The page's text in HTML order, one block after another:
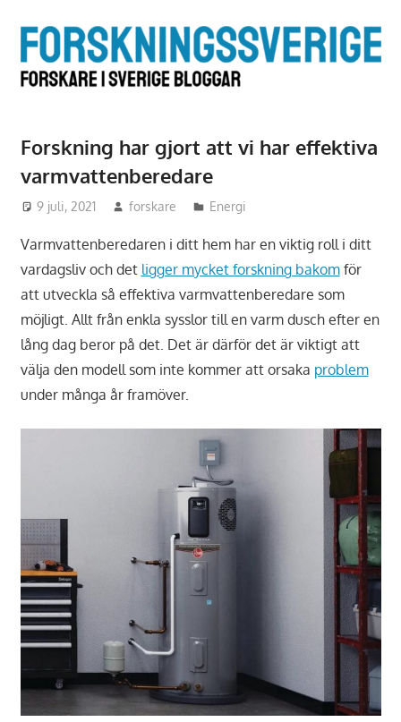
innehåll
Forskning har gjort att vi har effektiva
varmvattenberedare
9 juli, 2021 forskare Energi
Varmvattenberedaren i ditt hem har en viktig roll i ditt
vardagsliv och det ligger mycket forskning bakomför
att utveckla så effektiva varmvattenberedare som
möjligt. Allt från enkla sysslor till en varm dusch efter en
lång dag beror på det. Det är därför det är viktigt att
välja den modell som inte kommer att orsaka problem
under många år framöver.